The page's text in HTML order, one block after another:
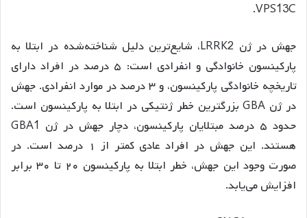
VPS13C.
جهش در ژن LRRK2، شایع‌ترین دلیل شناخته‌شده در ابتلا به
پارکینسون خانوادگی و انفرادی است: ۵ درصد در افراد دارای
تاریخچه خانوادگی پارکینسون، و ۳ درصد در موارد انفرادی. جهش
در ژن GBA بزرگترین خطر ژنتیکی در ابتلا به پارکینسون است.
حدود ۵ درصد مبتلایان پارکینسون، دچار جهش در ژن GBA1
هستند. این جهش در افراد عادی کمتر از ۱ درصد است. در
صورت وجود این جهش، خطر ابتلا به پارکینسون ۲۰ تا ۳۰ برابر
افزایش می‌یابد.